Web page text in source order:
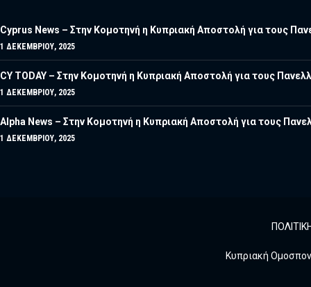
Cyprus News – Στην Κομοτηνή η Κυπριακή Αποστολή για τους
1 ΔΕΚΕΜΒΡΊΟΥ, 2025
CY TODAY – Στην Κομοτηνή η Κυπριακή Αποστολή για τους
1 ΔΕΚΕΜΒΡΊΟΥ, 2025
Alpha News – Στην Κομοτηνή η Κυπριακή Αποστολή για τους
1 ΔΕΚΕΜΒΡΊΟΥ, 2025
Κυπριακή